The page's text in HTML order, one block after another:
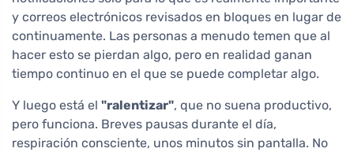
y correos electrónicos revisados en bloques en lugar de
continuamente. Las personas a menudo temen que al
hacer esto se pierdan algo, pero en realidad ganan
tiempo continuo en el que se puede completar algo.
Y luego está el "ralentizar", que no suena productivo,
pero funciona. Breves pausas durante el día,
respiración consciente, unos minutos sin pantalla. No